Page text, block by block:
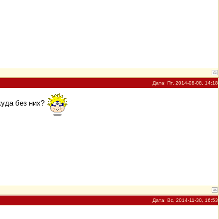
Дата: Пт, 2014-08-08, 14:18
без них?
Дата: Вс, 2014-11-30, 16:53